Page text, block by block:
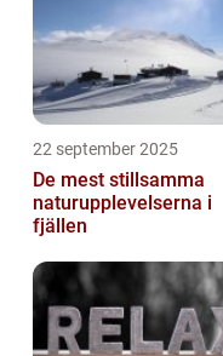
22 september 2025
De mest stillsamma
naturupplevelserna i
fjällen